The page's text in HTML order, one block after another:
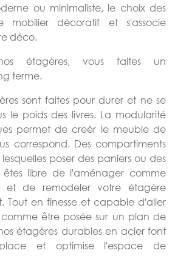
ou minimaliste, le choix des
mobilier décoratif et s'associe
déco.
étagères, vous faites un
terme.
sont faites pour durer et ne se
le poids des livres. La modularité
permet de creér le meuble de
correspond. Des compartiments
poser des paniers ou des
libre de l'aménager comme
et de remodeler votre étagère
Tout en finesse et capable d'aller
être posée sur un plan de
étagères durables en acier font
et optimise l'espace de